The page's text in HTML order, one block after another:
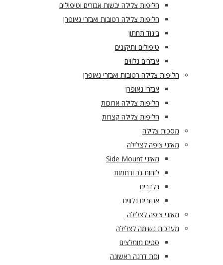
חליפות צלילה יבשות אבזרים וטיפולים
חליפות צלילה רטובות ואבזרי נאופרן
ביגוד תחתון
טיפולים ותיקונים
אבזרים נלווים
חליפות צלילה רטובות ואבזרי נאופרן
אבזרי נאופרן
חליפות צלילה ארוכות
חליפות צלילה קצרות
מסכות צלילה
מאזני ציפה לצלילה
מאזני Side Mount
לוחות גב ורתמות
בלדרים
אביזרים נלווים
מאזני ציפה לצלילה
מערכות נשימה לצלילה
סטים מומלצים
וסת דרגה ראשונה